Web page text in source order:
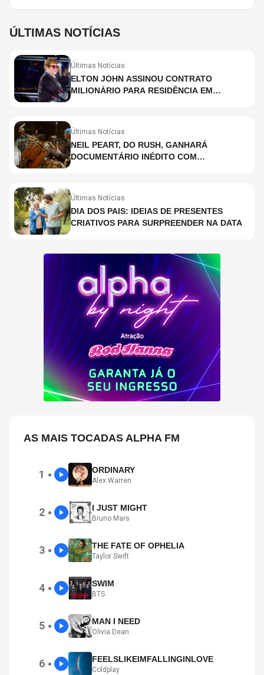
ÚLTIMAS NOTÍCIAS
Últimas Notícias
ELTON JOHN ASSINOU CONTRATO
MILIONÁRIO PARA RESIDÊNCIA EM
Últimas Notícias
NEIL PEART, DO RUSH, GANHARÁ
DOCUMENTÁRIO INÉDITO COM
Últimas Notícias
DIA DOS PAIS: IDEIAS DE PRESENTES
CRIATIVOS PARA SURPREENDER NA DATA
AS MAIS TOCADAS ALPHA FM
1 ● ORDINARY
Alex Warren
2 ● I JUST MIGHT
Bruno Mars
3 ● THE FATE OF OPHELIA
Taylor Swift
4 ● SWIM
BTS
5 ● MAN I NEED
Olivia Dean
6 ● FEELSLIKEIMFALLINGINLOVE
Coldplay